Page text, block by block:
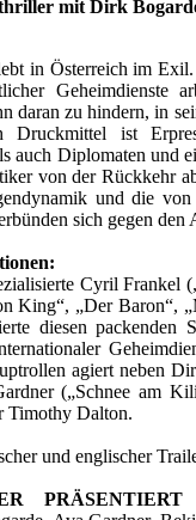
mit Dirk
in Österreich im
Geheimdienste
daran zu hindern, in
Druckmittel ist
auch Diplomaten und
von der Rückkehr
und die
sich gegen den
Cyril Frankel
King“, „Der Baron“,
diesen packenden
agiert neben
(„Schnee am
Timothy Dalton.
und englischer
PRÄSENTIERT